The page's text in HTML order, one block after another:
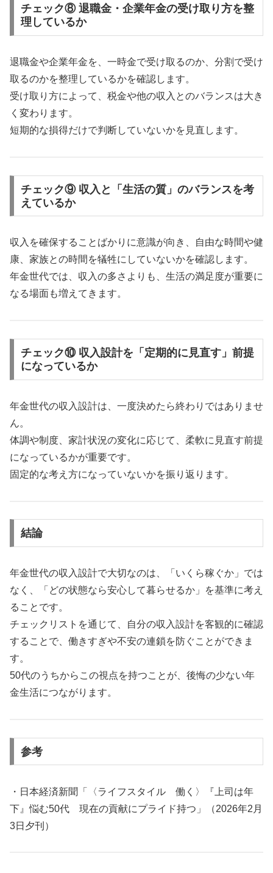
チェック⑧ 退職金・企業年金の受け取り方を整
理しているか
退職金や企業年金を、一時金で受け取るのか、分割で受け
取るのかを整理しているかを確認します。
受け取り方によって、税金や他の収入とのバランスは大き
く変わります。
短期的な損得だけで判断していないかを見直します。
チェック⑨ 収入と「生活の質」のバランスを考
えているか
収入を確保することばかりに意識が向き、自由な時間や健
康、家族との時間を犠牲にしていないかを確認します。
年金世代では、収入の多さよりも、生活の満足度が重要に
なる場面も増えてきます。
チェック⑩ 収入設計を「定期的に見直す」前提
になっているか
年金世代の収入設計は、一度決めたら終わりではありませ
ん。
体調や制度、家計状況の変化に応じて、柔軟に見直す前提
になっているかが重要です。
固定的な考え方になっていないかを振り返ります。
結論
年金世代の収入設計で大切なのは、「いくら稼ぐか」では
なく、「どの状態なら安心して暮らせるか」を基準に考え
ることです。
チェックリストを通じて、自分の収入設計を客観的に確認
することで、働きすぎや不安の連鎖を防ぐことができま
す。
50代のうちからこの視点を持つことが、後悔の少ない年
金生活につながります。
参考
・日本経済新聞「〈ライフスタイル 働く〉『上司は年
下』悩む50代 現在の貢献にプライド持つ」（2026年2月
3日夕刊）